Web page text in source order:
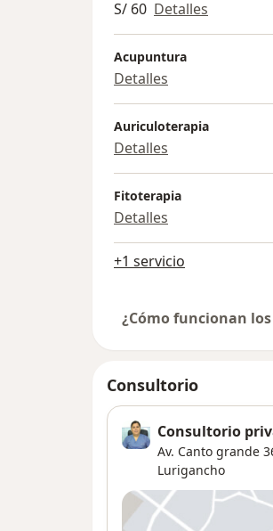
S/ 60 Detalles
Acupuntura
Detalles
Auriculoterapia
Detalles
Fitoterapia
Detalles
+1 servicio
¿Cómo funcionan
Consultorio
Consultorio
Av. Canto grande
Lurigancho